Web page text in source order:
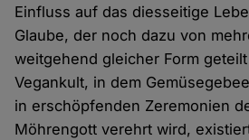
Einfluss auf das diesseitige
Glaube, der noch dazu von
weitgehend gleicher Form
Vegankult, in dem
in erschöpfenden Zeremonien
Möhrengott verehrt wird,